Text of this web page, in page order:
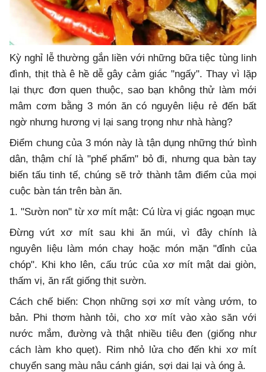
Kỳ nghỉ lễ thường gắn liền với những bữa tiệc tùng linh
đình, thịt thà ê hề dễ gây cảm giác "ngấy". Thay vì lặp
lại thực đơn quen thuộc, sao bạn không thử làm mới
mâm cơm bằng 3 món ăn có nguyên liệu rẻ đến bất
ngờ nhưng hương vị lại sang trọng như nhà hàng?
Điểm chung của 3 món này là tận dụng những thứ bình
dân, thậm chí là "phế phẩm" bỏ đi, nhưng qua bàn tay
biến tấu tinh tế, chúng sẽ trở thành tâm điểm của mọi
cuộc bàn tán trên bàn ăn.
1. "Sườn non" từ xơ mít mật: Cú lừa vị giác ngoạn mục
Đừng vứt xơ mít sau khi ăn múi, vì đây chính là
nguyên liệu làm món chay hoặc món mặn "đỉnh của
chóp". Khi kho lên, cấu trúc của xơ mít mật dai giòn,
thấm vị, ăn rất giống thịt sườn.
Cách chế biến: Chọn những sợi xơ mít vàng ướm, to
bản. Phi thơm hành tỏi, cho xơ mít vào xào săn với
nước mắm, đường và thật nhiều tiêu đen (giống như
cách làm kho quẹt). Rim nhỏ lửa cho đến khi xơ mít
chuyển sang màu nâu cánh gián, sợi dai lại và óng ả.